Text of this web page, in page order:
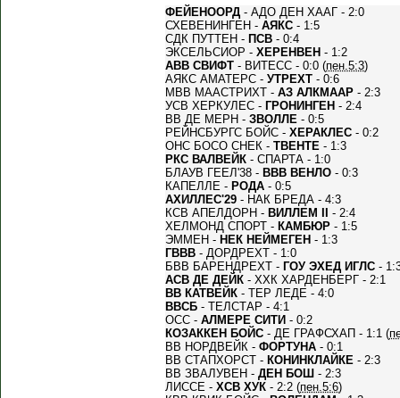
ФЕЙЕНООРД - АДО ДЕН ХААГ - 2:0
СХЕВЕНИНГЕН - АЯКС - 1:5
СДК ПУТТЕН - ПСВ - 0:4
ЭКСЕЛЬСИОР - ХЕРЕНВЕН - 1:2
АВВ СВИФТ - ВИТЕСС - 0:0 (пен.5:3)
АЯКС АМАТЕРС - УТРЕХТ - 0:6
МВВ МААСТРИХТ - АЗ АЛКМААР - 2:3
УСВ ХЕРКУЛЕС - ГРОНИНГЕН - 2:4
ВВ ДЕ МЕРН - ЗВОЛЛЕ - 0:5
РЕЙНСБУРГС БОЙС - ХЕРАКЛЕС - 0:2
ОНС БОСО СНЕК - ТВЕНТЕ - 1:3
РКС ВАЛВЕЙК - СПАРТА - 1:0
БЛАУВ ГЕЕЛ'38 - ВВВ ВЕНЛО - 0:3
КАПЕЛЛЕ - РОДА - 0:5
АХИЛЛЕС'29 - НАК БРЕДА - 4:3
КСВ АПЕЛДОРН - ВИЛЛЕМ II
- 2:4
ХЕЛМОНД СПОРТ - КАМБЮР - 1:5
ЭММЕН - НЕК НЕЙМЕГЕН - 1:3
ГВВВ - ДОРДРЕХТ - 1:0
БВВ БАРЕНДРЕХТ - ГОУ ЭХЕД ИГЛС -
АСВ ДЕ ДЕЙК - ХХК ХАРДЕНБЕРГ - 2:1
ВВ КАТВЕЙК - ТЕР ЛЕДЕ - 4:0
ВВСБ - ТЕЛСТАР - 4:1
ОСС - АЛМЕРЕ СИТИ - 0:2
КОЗАККЕН БОЙС - ДЕ ГРАФСХАП - 1:1 (
ВВ НОРДВЕЙК - ФОРТУНА - 0:1
ВВ СТАПХОРСТ - КОНИНКЛАЙКЕ - 2:3
ВВ ЗВАЛУВЕН - ДЕН БОШ - 2:3
ЛИССЕ - ХСВ ХУК - 2:2 (пен.5:6)